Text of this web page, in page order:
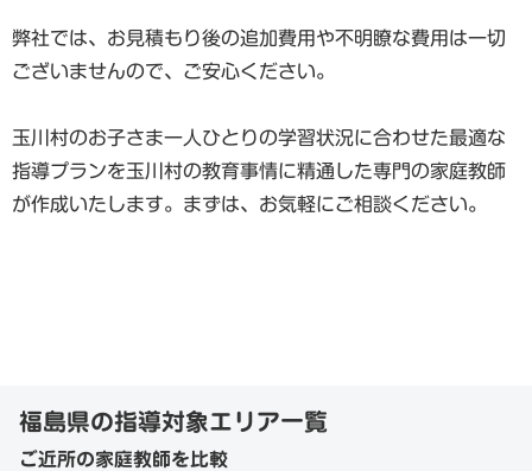
弊社では、お見積もり後の追加費用や不明瞭な費用は一切
ございませんので、ご安心ください。
玉川村のお子さま一人ひとりの学習状況に合わせた最適な
指導プランを玉川村の教育事情に精通した専門の家庭教師
が作成いたします。まずは、お気軽にご相談ください。
福島県の指導対象エリア一覧
ご近所の家庭教師を比較